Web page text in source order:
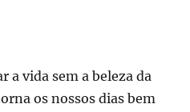
a vida sem a beleza da
os nossos dias bem